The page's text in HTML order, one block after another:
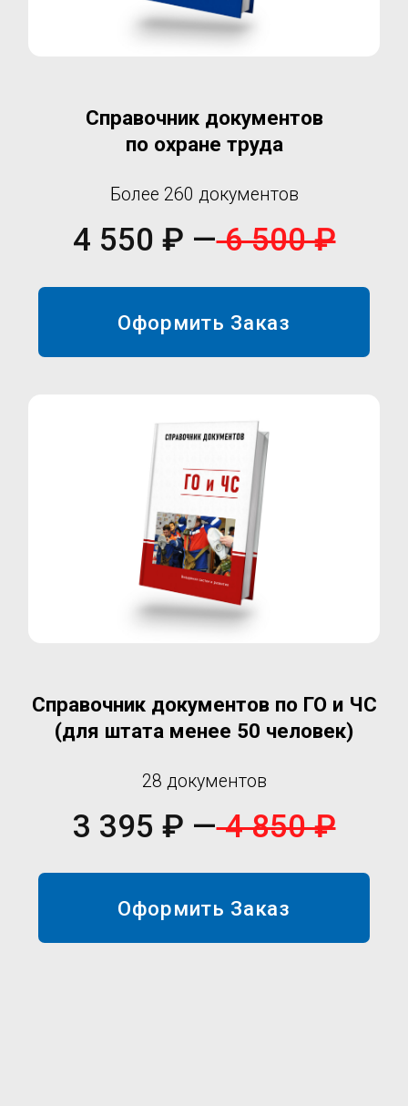
Справочник документов по кадровому
делопроизводству
122 документа
3 255 ₽ —4650 ₽
Справочник документов по пожарной
Справочник документов по ГО и ЧС
3 395 ₽ —4 850 ₽
Оформить Заказ